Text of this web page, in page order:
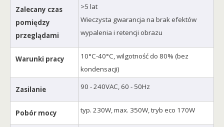
Zalecany czas
pomiędzy
przeglądami
>5 lat
Wieczysta gwarancja na brak efektów
wypalenia i retencji obrazu
Warunki pracy
10°C-40°C, wilgotność do 80% (bez
kondensacji)
Zasilanie 90 - 240VAC, 60 - 50Hz
Pobór mocy typ. 230W, max. 350W, tryb eco 170W